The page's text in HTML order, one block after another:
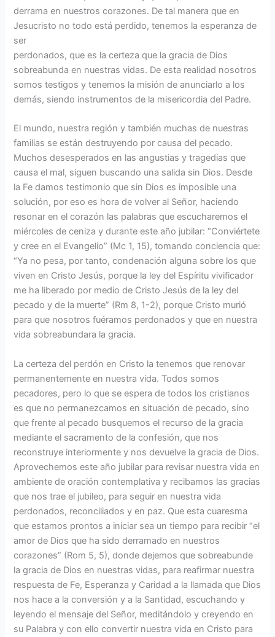
derrama en nuestros corazones. De tal manera que en
Jesucristo no todo está perdido, tenemos la esperanza de
ser
perdonados, que es la certeza que la gracia de Dios
sobreabunda en nuestras vidas. De esta realidad nosotros
somos testigos y tenemos la misión de anunciarlo a los
demás, siendo instrumentos de la misericordia del Padre.
El mundo, nuestra región y también muchas de nuestras
familias se están destruyendo por causa del pecado.
Muchos desesperados en las angustias y tragedias que
causa el mal, siguen buscando una salida sin Dios. Desde
la Fe damos testimonio que sin Dios es imposible una
solución, por eso es hora de volver al Señor, haciendo
resonar en el corazón las palabras que escucharemos el
miércoles de ceniza y durante este año jubilar: “Conviértete
y cree en el Evangelio” (Mc 1, 15), tomando conciencia que:
“Ya no pesa, por tanto, condenación alguna sobre los que
viven en Cristo Jesús, porque la ley del Espíritu vivificador
me ha liberado por medio de Cristo Jesús de la ley del
pecado y de la muerte” (Rm 8, 1-2), porque Cristo murió
para que nosotros fuéramos perdonados y que en nuestra
vida sobreabundara la gracia.
La certeza del perdón en Cristo la tenemos que renovar
permanentemente en nuestra vida. Todos somos
pecadores, pero lo que se espera de todos los cristianos
es que no permanezcamos en situación de pecado, sino
que frente al pecado busquemos el recurso de la gracia
mediante el sacramento de la confesión, que nos
reconstruye interiormente y nos devuelve la gracia de Dios.
Aprovechemos este año jubilar para revisar nuestra vida en
ambiente de oración contemplativa y recibamos las gracias
que nos trae el jubileo, para seguir en nuestra vida
perdonados, reconciliados y en paz. Que esta cuaresma
que estamos prontos a iniciar sea un tiempo para recibir “el
amor de Dios que ha sido derramado en nuestros
corazones” (Rom 5, 5), donde dejemos que sobreabunde
la gracia de Dios en nuestras vidas, para reafirmar nuestra
respuesta de Fe, Esperanza y Caridad a la llamada que Dios
nos hace a la conversión y a la Santidad, escuchando y
leyendo el mensaje del Señor, meditándolo y creyendo en
su Palabra y con ello convertir nuestra vida en Cristo para